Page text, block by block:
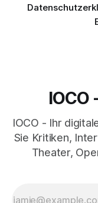
IOCO
IOCO - Ihr
Sie Kritiken,
Theater,